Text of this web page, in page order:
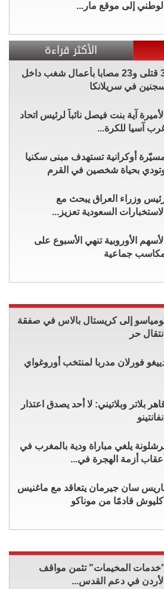
الوطني إلى موقع مار...
الأكثر قراءة
3 قتلى و23 مصابا بأعمال شغب داخل
في سريلانكا
الأميرة آية بنت فيصل نائباً لرئيس اتحاد
آسيا للكرة...
أوكرانية تستهدف مبنى سكنيا
بحياة شخصين في القرم
وزراء العراق يبحث مع
الاستخبارات السعودية تعزيز...
الأسهم الأوروبية تنهي الأسبوع على
جماعية
إلى كريستال بالاس في صفقة
انتقال حر
فورلان مدربا لمنتخب أوروغواي
بلاتر وبلاتيني: لا أحد يصدق اعتذار
إنفانتينو
يلغي مباراة ودية بالمغرب في
أعقاب أزمة الهجرة في...
سان جيرمان يتعاقد مع ماغنيس
أكليوش قادمًا من موناكو
المخيمات" تثمن مواقف
الأردن في دعم القدس...